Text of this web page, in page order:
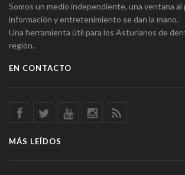
Somos un medio independiente, una ventana al
información y entretenimiento se dan la mano.
Una herramienta útil para los Asturianos de
región.
EN CONTACTO
MÁS LEÍDOS